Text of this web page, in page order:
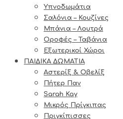
Υπνοδωμάτια
Σαλόνια – Κουζίνες
Μπάνια – Λουτρά
Οροφές – Ταβάνια
Εξωτερικοί Χώροι
ΠΑΙΔΙΚΑ ΔΩΜΑΤΙΑ
Αστερίξ & Οβελίξ
Πήτερ Παν
Sarah Kay
Μικρός Πρίγκιπας
Πριγκίπισσες